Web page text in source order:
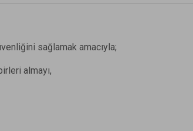
sağlamak amacıyla;
almayı,